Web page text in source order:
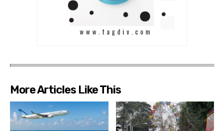
More Articles Like This